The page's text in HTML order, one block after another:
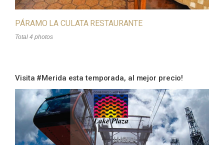
PÁRAMO LA CULATA RESTAURANTE
Total 4 photos
Visita #Merida esta temporada, al mejor precio!